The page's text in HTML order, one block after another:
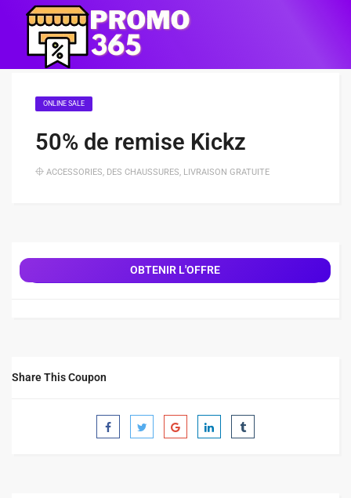
ONLINE SALE
50% de remise Kickz
ACCESSORIES, DES CHAUSSURES, LIVRAISON GRATUITE
OBTENIR L'OFFRE
Share This Coupon